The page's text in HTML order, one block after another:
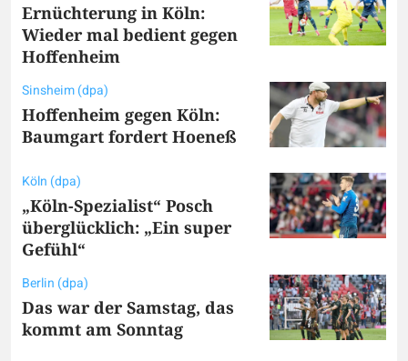
Ernüchterung in Köln:
Wieder mal bedient gegen
Hoffenheim
Sinsheim (dpa)
Hoffenheim gegen Köln:
Baumgart fordert Hoeneß
Köln (dpa)
„Köln-Spezialist“ Posch
überglücklich: „Ein super
Gefühl“
Berlin (dpa)
Das war der Samstag, das
kommt am Sonntag